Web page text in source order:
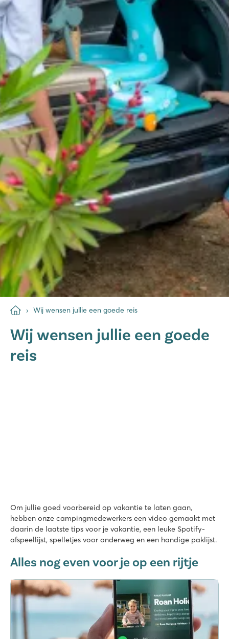
Wij wensen jullie een goede reis
Wij wensen jullie een goede
reis
Om jullie goed voorbereid op vakantie te laten gaan,
hebben onze campingmedewerkers een video gemaakt met
daarin de laatste tips voor je vakantie, een leuke Spotify-
afspeellijst, spelletjes voor onderweg en een handige paklijst.
Alles nog even voor je op een rijtje